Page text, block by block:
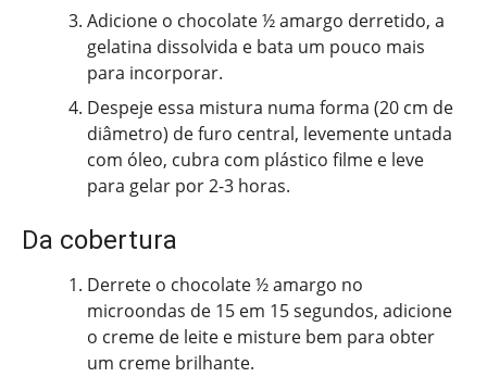
Adicione o chocolate ½ amargo derretido, a
gelatina dissolvida e bata um pouco mais
para incorporar.
Despeje essa mistura numa forma (20 cm de
diâmetro) de furo central, levemente untada
com óleo, cubra com plástico filme e leve
para gelar por 2-3 horas.
Da cobertura
Derrete o chocolate ½ amargo no
microondas de 15 em 15 segundos, adicione
o creme de leite e misture bem para obter
um creme brilhante.